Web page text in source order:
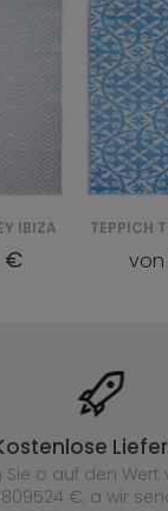
IBIZA
€ von
Sie o auf den
€, a wir